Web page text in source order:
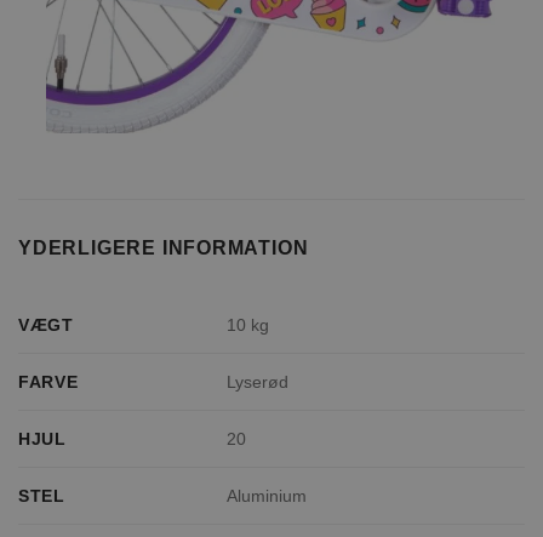
YDERLIGERE INFORMATION
VÆGT 10 kg
FARVE Lyserød
HJUL 20
STEL Aluminium